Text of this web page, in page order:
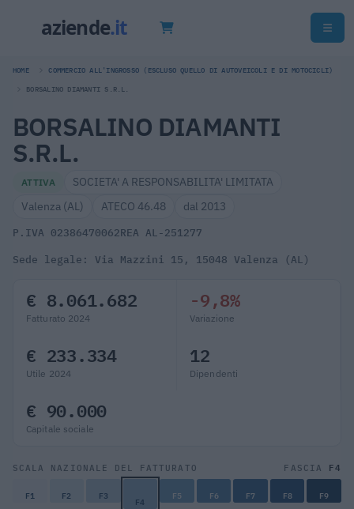
HOME COMMERCIO ALL'INGROSSO (ESCLUSO QUELLO DI AUTOVEICOLI E DI MOTOCICLI)
BORSALINO DIAMANTI S.R.L.
BORSALINO DIAMANTI
S.R.L.
ATTIVA
SOCIETA' A RESPONSABILITA' LIMITATA
Valenza (AL)
ATECO 46.48 dal 2013
P.IVA 02386470062REA AL-251277
Sede legale: Via Mazzini 15, 15048 Valenza (AL)
€ 8.061.682
Fatturato 2024
-9,8%
Variazione
€ 233.334
Utile 2024
12
Dipendenti
€ 90.000
Capitale sociale
SCALA NAZIONALE DEL FATTURATO FASCIA F4
F1 F2 F3 F4 F5 F6 F7 F8 F9